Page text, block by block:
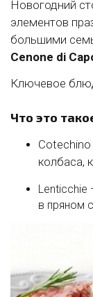
Новогодний
элементов
большими
Cenone di
Ключевое
Что это
колбаса,
Lenticchie
в пряном